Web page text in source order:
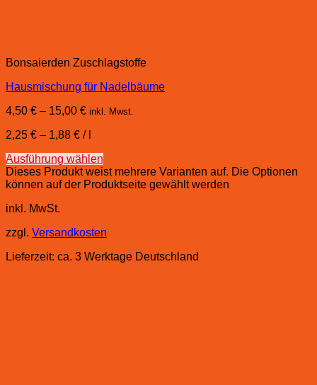
Bonsaierden Zuschlagstoffe
Hausmischung für Nadelbäume
4,50 € – 15,00 € inkl. Mwst.
2,25 € – 1,88 € /
Ausführung wählen
Dieses Produkt weist mehrere Varianten auf. Die Optionen
können auf der Produktseite gewählt werden
inkl. MwSt.
zzgl. Versandkosten
Lieferzeit: ca. 3 Werktage Deutschland